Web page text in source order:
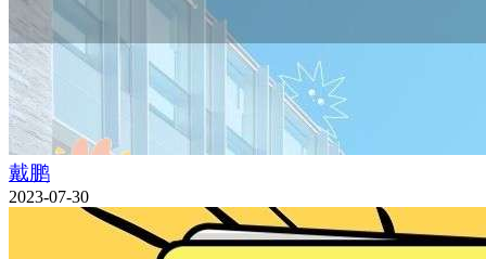
戴鹏
2023-07-30